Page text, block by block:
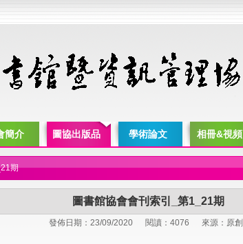
簡介 圖協出版品 學術論文 相冊&視頻
期
圖書館協會會刊索引_第1_21期
發佈日期：23/09/2020 閱讀：4076 來源：原創